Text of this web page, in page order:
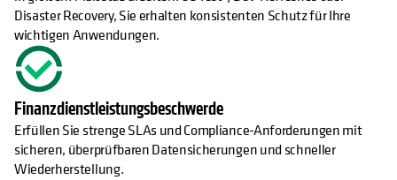
Disaster Recovery, Sie erhalten konsistenten Schutz für Ihre
wichtigen Anwendungen.
Finanzdienstleistungsbeschwerde
Erfüllen Sie strenge SLAs und Compliance-Anforderungen mit
sicheren, überprüfbaren Datensicherungen und schneller
Wiederherstellung.